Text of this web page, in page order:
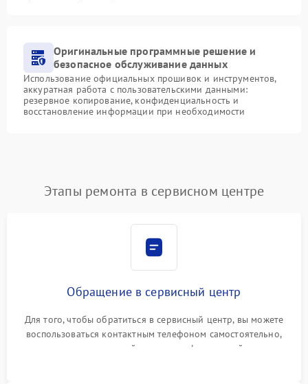
Оригинальные программные решение и
безопасное обслуживание данных
Использование официальных прошивок и инструментов,
аккуратная работа с пользовательскими данными:
резервное копирование, конфиденциальность и
восстановление информации при необходимости
Этапы ремонта в сервисном центре
Обращение в сервисный центр
Для того, чтобы обратиться в сервисный центр, вы можете
воспользоваться контактным телефоном самостоятельно,
или оставить свой номер телефона на сайте